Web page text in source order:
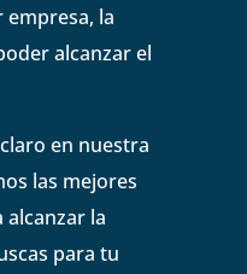
empresa, la
alcanzar el
en nuestra
las mejores
alcanzar la
para tu